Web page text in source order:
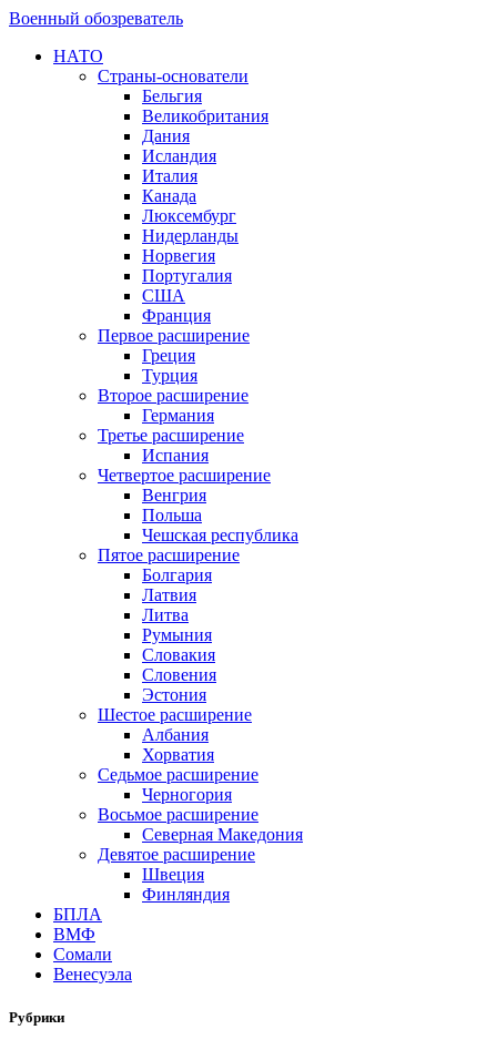
Военный обозреватель
НАТО
Страны-основатели
Бельгия
Великобритания
Дания
Исландия
Италия
Канада
Люксембург
Нидерланды
Норвегия
Португалия
США
Франция
Первое расширение
Греция
Турция
Второе расширение
Германия
Третье расширение
Испания
Четвертое расширение
Венгрия
Польша
Чешская республика
Пятое расширение
Болгария
Латвия
Литва
Румыния
Словакия
Словения
Эстония
Шестое расширение
Албания
Хорватия
Седьмое расширение
Черногория
Восьмое расширение
Северная Македония
Девятое расширение
Швеция
Финляндия
БПЛА
ВМФ
Сомали
Венесуэла
Рубрики